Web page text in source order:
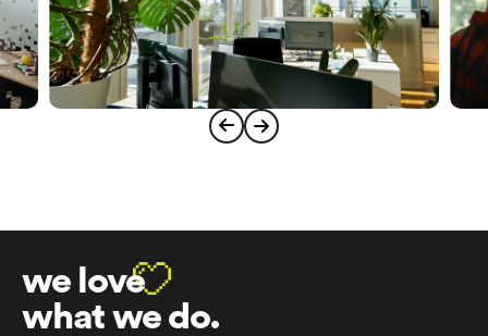
we love
what we do.